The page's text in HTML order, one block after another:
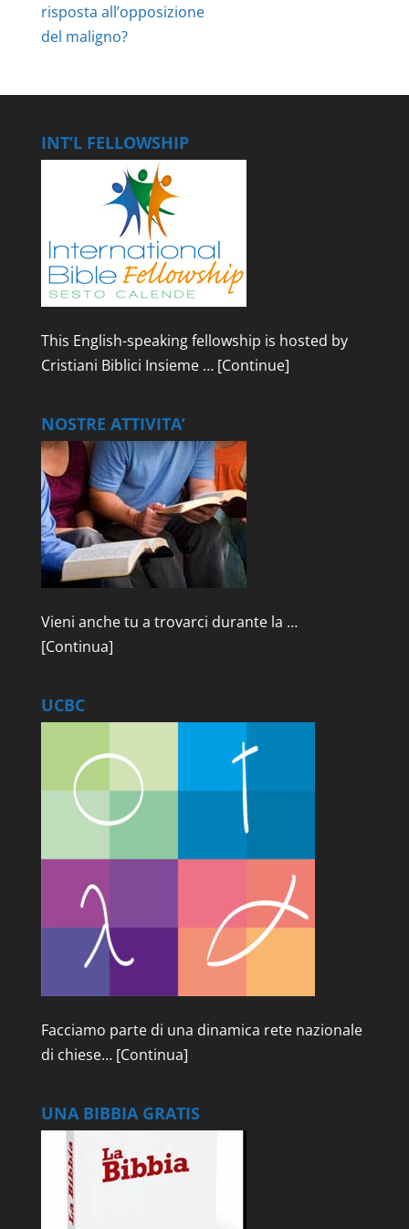
risposta all’opposizione
del maligno?
INT’L FELLOWSHIP
This English-speaking fellowship is hosted by
Cristiani Biblici Insieme … [Continue]
NOSTRE ATTIVITA’
Vieni anche tu a trovarci durante la …
[Continua]
UCBC
Facciamo parte di una dinamica rete nazionale
di chiese… [Continua]
UNA BIBBIA GRATIS